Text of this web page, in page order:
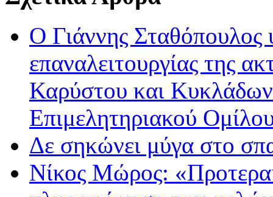
O Γιάννης
επαναλειτουργίας της
Καρύστου και
Επιμελητηριακού
Δε σηκώνει μύγα στο
Νίκος Μώρος: